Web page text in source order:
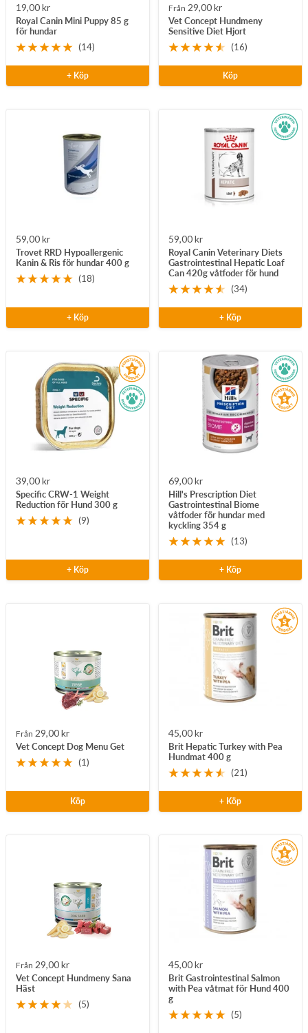
Rea-
pris
19,00 kr
Royal Canin Mini Puppy 85 g
för hundar
(14)
+ Köp
Rea-
pris
Från 29,00 kr
Vet Concept Hundmeny
Sensitive Diet Hjort
(16)
Köp
Rea-
pris
59,00 kr
Trovet RRD Hypoallergenic
Kanin & Ris för hundar 400 g
(18)
+ Köp
Rea-
pris
59,00 kr
Royal Canin Veterinary Diets
Gastrointestinal Hepatic Loaf
Can 420g våtfoder för hund
(34)
+ Köp
Rea-
pris
39,00 kr
Specific CRW-1 Weight
Reduction för Hund 300 g
(9)
+ Köp
Rea-
pris
69,00 kr
Hill's Prescription Diet
Gastrointestinal Biome
våtfoder för hundar med
kyckling 354 g
(13)
+ Köp
Rea-
pris
Från 29,00 kr
Vet Concept Dog Menu Get
(1)
Köp
Rea-
pris
45,00 kr
Brit Hepatic Turkey with Pea
Hundmat 400 g
(21)
+ Köp
Rea-
pris
Från 29,00 kr
Vet Concept Hundmeny Sana
Häst
(5)
Rea-
pris
45,00 kr
Brit Gastrointestinal Salmon
with Pea våtmat för Hund 400
g
(5)